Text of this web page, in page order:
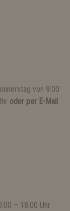
von 9:00
oder per E-Mail
– 18:00 Uhr